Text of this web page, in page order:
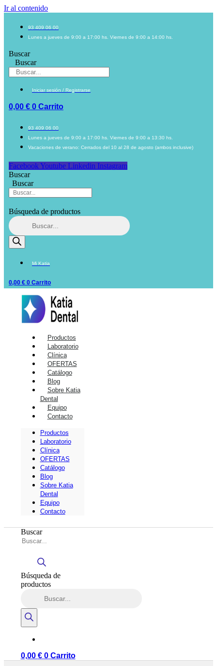
Ir al contenido
93 409 06 00
Lunes a jueves de 9:00 a 17:00 hs. Viernes de 9:00 a 14:00 hs.
Buscar
Buscar
Iniciar sesión / Registrarse
0,00 € 0 Carrito
93 409 06 00
Lunes a jueves de 9:00 a 17:00 hs. Viernes de 9:00 a 13:30 hs.
Vacaciones de verano: Cerrados del 10 al 28 de agosto (ambos inclusive)
Facebook Youtube Linkedin Instagram
Buscar
Buscar
Búsqueda de productos
Mi Katia
0,00 € 0 Carrito
Productos
Laboratorio
Clínica
OFERTAS
Catálogo
Blog
Sobre Katia
Dental
Equipo
Contacto
Productos
Laboratorio
Clínica
OFERTAS
Catálogo
Blog
Sobre Katia
Dental
Equipo
Contacto
Buscar
Búsqueda de
productos
0,00 € 0 Carrito